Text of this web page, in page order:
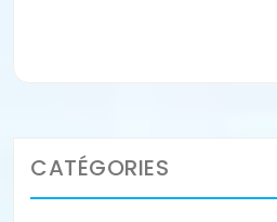
CATÉGORIES